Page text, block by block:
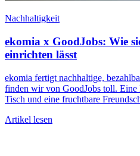
Nachhaltigkeit
ekomia x GoodJobs: Wie
einrichten lässt
ekomia fertigt nachhaltige,
finden wir von GoodJobs toll. Eine
Tisch und eine fruchtbare
Artikel lesen